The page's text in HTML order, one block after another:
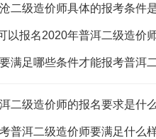
二级造价师具体的报考条件
以报名2020年普洱二级造价
满足哪些条件才能报考普洱
二级造价师的报名要求是什
普洱二级造价师要满足什么